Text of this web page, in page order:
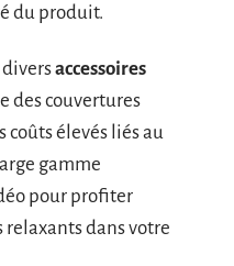
du produit.
diversaccessoires
des couvertures
coûts élevés liés au
gamme
pour profiter
dans votre